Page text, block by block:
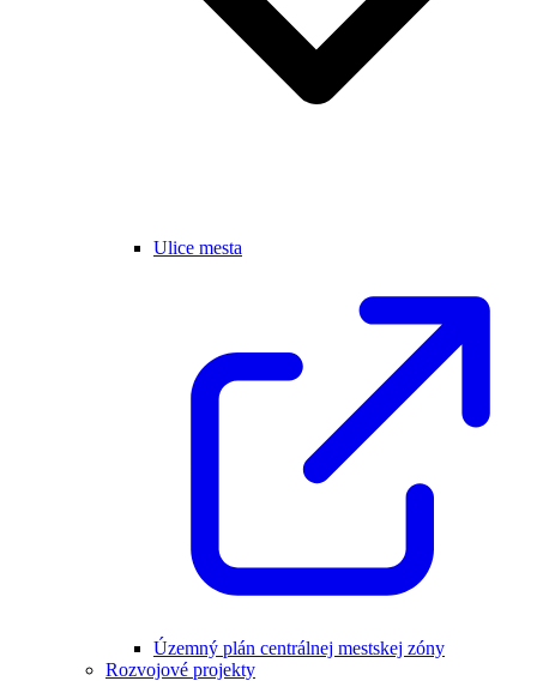
Ulice mesta
Územný plán centrálnej mestskej zóny
Rozvojové projekty